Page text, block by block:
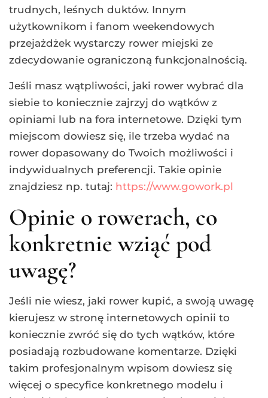
trudnych, leśnych duktów. Innym
użytkownikom i fanom weekendowych
przejażdżek wystarczy rower miejski ze
zdecydowanie ograniczoną funkcjonalnością.
Jeśli masz wątpliwości, jaki rower wybrać dla
siebie to koniecznie zajrzyj do wątków z
opiniami lub na fora internetowe. Dzięki tym
miejscom dowiesz się, ile trzeba wydać na
rower dopasowany do Twoich możliwości i
indywidualnych preferencji. Takie opinie
znajdziesz np. tutaj: https://www.gowork.pl
Opinie o rowerach, co
konkretnie wziąć pod
uwagę?
Jeśli nie wiesz, jaki rower kupić, a swoją uwagę
kierujesz w stronę internetowych opinii to
koniecznie zwróć się do tych wątków, które
posiadają rozbudowane komentarze. Dzięki
takim profesjonalnym wpisom dowiesz się
więcej o specyfice konkretnego modelu i